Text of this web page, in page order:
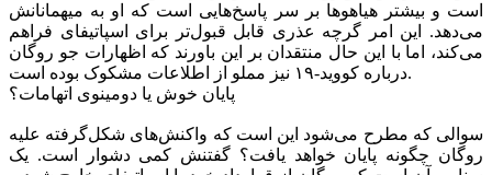
است و بیشتر هیاهوها بر سر پاسخ‌هایی است که او به ‌میهمانانش
می‌دهد. این امر گرچه عذری قابل قبول‌تر برای اسپاتیفای فراهم
می‌کند، اما با این حال منتقدان بر این باورند که اظهارات جو روگان
درباره کووید-۱۹ نیز مملو از اطلاعات مشکوک بوده است.
پایان خوش یا دومینوی اتهامات؟
سوالی که مطرح می‌شود این است که واکنش‌های شکل‌گرفته علیه
روگان چگونه پایان خواهد یافت؟ گفتنش کمی دشوار است. یک